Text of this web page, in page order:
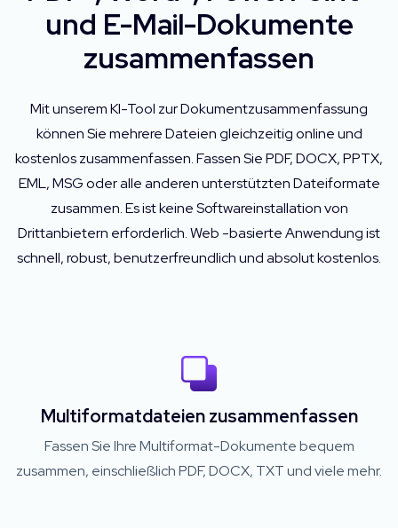
und E-Mail-Dokumente
zusammenfassen
Mit unserem KI-Tool zur Dokumentzusammenfassung
können Sie mehrere Dateien gleichzeitig online und
kostenlos zusammenfassen. Fassen Sie PDF, DOCX, PPTX,
EML, MSG oder alle anderen unterstützten Dateiformate
zusammen. Es ist keine Softwareinstallation von
Drittanbietern erforderlich. Web -basierte Anwendung ist
schnell, robust, benutzerfreundlich und absolut kostenlos.
Multiformatdateien zusammenfassen
Fassen Sie Ihre Multiformat-Dokumente bequem
zusammen, einschließlich PDF, DOCX, TXT und viele mehr.